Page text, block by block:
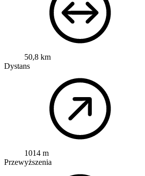
50,8 km
Dystans
1014 m
Przewyższenia